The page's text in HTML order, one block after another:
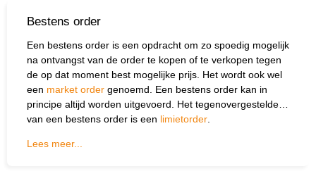
Bestens order
Een bestens order is een opdracht om zo spoedig mogelijk
na ontvangst van de order te kopen of te verkopen tegen
de op dat moment best mogelijke prijs. Het wordt ook wel
een market order genoemd. Een bestens order kan in
principe altijd worden uitgevoerd. Het tegenovergestelde
van een bestens order is een limietorder
Lees meer...